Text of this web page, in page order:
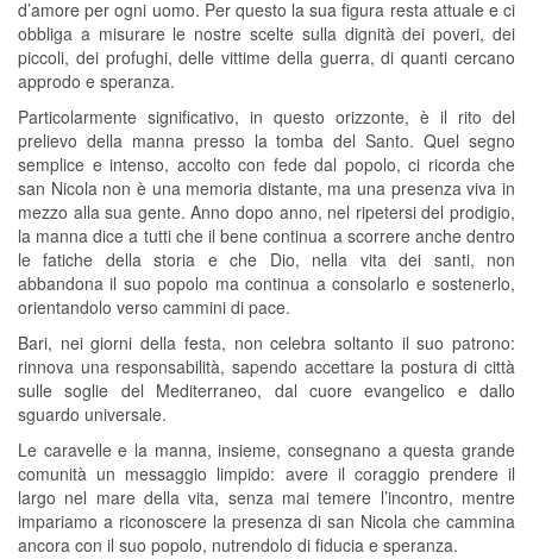
d’amore per ogni uomo. Per questo la sua figura resta attuale e ci
obbliga a misurare le nostre scelte sulla dignità dei poveri, dei
piccoli, dei profughi, delle vittime della guerra, di quanti cercano
approdo e speranza.
Particolarmente significativo, in questo orizzonte, è il rito del
prelievo della manna presso la tomba del Santo. Quel segno
semplice e intenso, accolto con fede dal popolo, ci ricorda che
san Nicola non è una memoria distante, ma una presenza viva in
mezzo alla sua gente. Anno dopo anno, nel ripetersi del prodigio,
la manna dice a tutti che il bene continua a scorrere anche dentro
le fatiche della storia e che Dio, nella vita dei santi, non
abbandona il suo popolo ma continua a consolarlo e sostenerlo,
orientandolo verso cammini di pace.
Bari, nei giorni della festa, non celebra soltanto il suo patrono:
rinnova una responsabilità, sapendo accettare la postura di città
sulle soglie del Mediterraneo, dal cuore evangelico e dallo
sguardo universale.
Le caravelle e la manna, insieme, consegnano a questa grande
comunità un messaggio limpido: avere il coraggio prendere il
largo nel mare della vita, senza mai temere l’incontro, mentre
impariamo a riconoscere la presenza di san Nicola che cammina
ancora con il suo popolo, nutrendolo di fiducia e speranza.